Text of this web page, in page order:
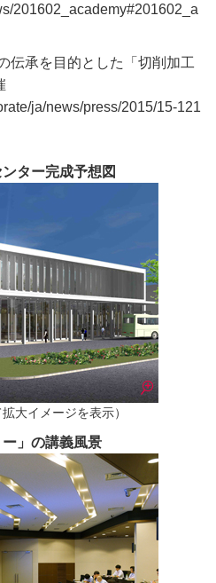
201602_academy#201602_a
承を目的とした「切削加工
ja/news/press/2015/15-121
ター完成予想図
大イメージを表示）
ー」の講義風景